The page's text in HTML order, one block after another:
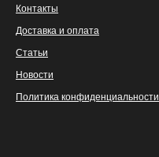
Контакты
Доставка и оплата
Статьи
Новости
Политика конфиденциальности